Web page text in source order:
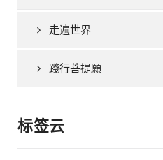
走遍世界
踐行菩提願
标签云